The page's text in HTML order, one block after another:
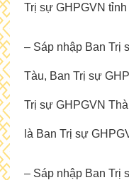
Trị sự GHPGVN
– Sáp nhập Ban Trị
Tàu, Ban Trị sự
Trị sự GHPGVN
là Ban Trị sự
– Sáp nhập Ban Trị